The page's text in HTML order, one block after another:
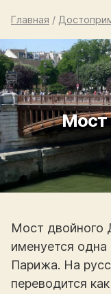
Главная /
Мост
Мост двойного
именуется одна
Парижа. На
переводится